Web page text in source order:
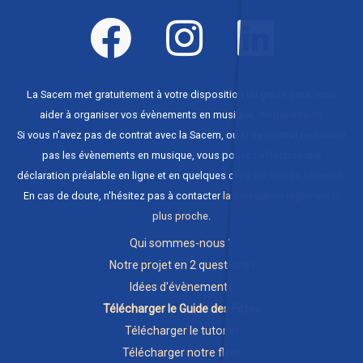
La Sacem met gratuitement à votre disposition un guide pour vous
aider à organiser vos évènements en musique,
Si vous n'avez pas de contrat avec la Sacem, ou si ce contrat ne couvre
pas les évènements en musique, vous pouvez effectuer une
déclaration préalable en ligne et en quelques clics sur
En cas de doute, n'hésitez pas à contacter la délégation régionale la
plus proche.
Qui sommes-nous ?
Notre projet en 2 questions !
Idées d'évènements
Télécharger le Guide des Fêtes
Télécharger le tutoriel
Télécharger notre flyer